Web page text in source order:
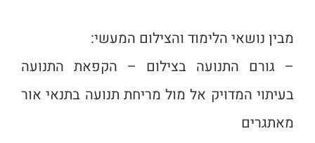
מבין נושאי הלימוד והצילום המעשי:
– גורם התנועה בצילום – הקפאת התנועה
בעיתוי המדויק אל מול מריחת תנועה בתנאי אור
מאתגרים